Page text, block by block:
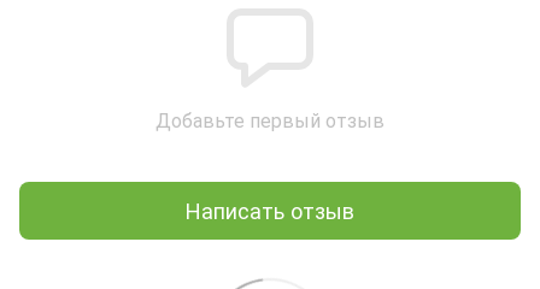
Добавьте первый отзыв
Написать отзыв